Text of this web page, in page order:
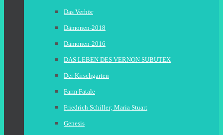
Das Verhör
Dämonen-2018
Dämonen-2016
DAS LEBEN DES VERNON SUBUTEX
Der Kirschgarten
Farm Fatale
Friedrich Schiller; Maria Stuart
Genesis